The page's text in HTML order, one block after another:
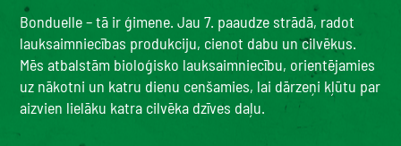
Bonduelle – tā ir ģimene. Jau 7. paaudze strādā, radot
lauksaimniecības produkciju, cienot dabu un cilvēkus.
Mēs atbalstām bioloģisko lauksaimniecību, orientējamies
uz nākotni un katru dienu cenšamies, lai dārzeņi kļūtu par
aizvien lielāku katra cilvēka dzīves daļu.